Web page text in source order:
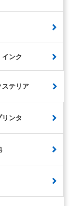
ンク
ステリア
ンタ